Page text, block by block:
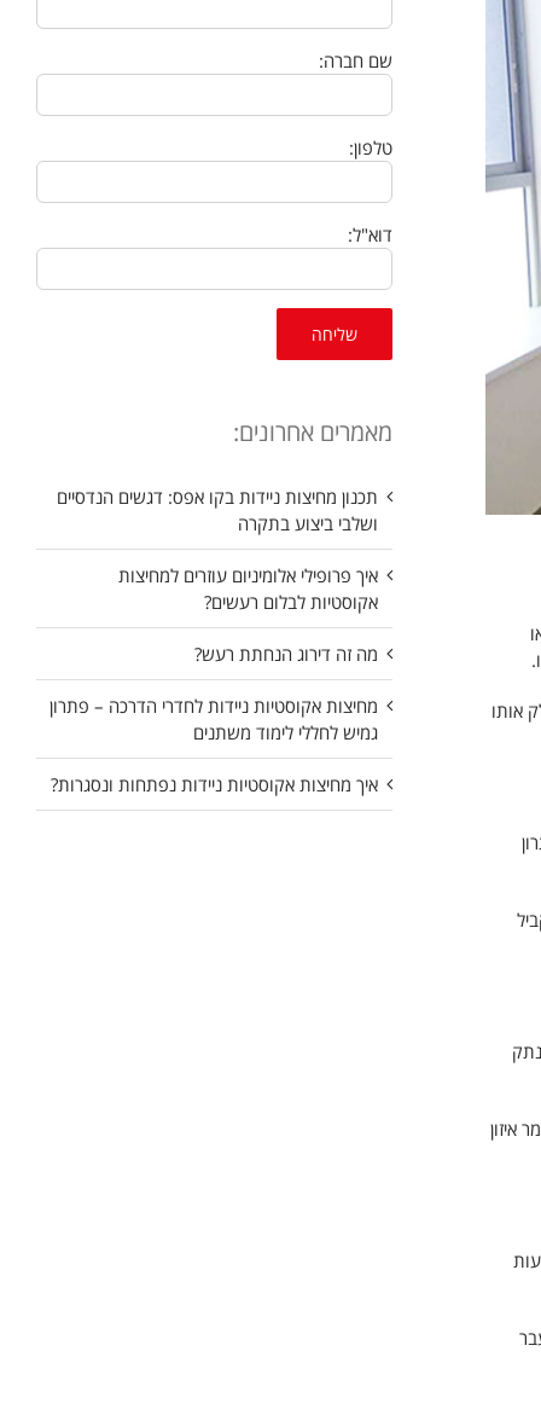
אותו
איזון
שם חברה:
טלפון:
דוא"ל:
מאמרים אחרונים:
תכנון מחיצות ניידות בקו אפס: דגשים הנדסיים
ושלבי ביצוע בתקרה
איך פרופילי אלומיניום עוזרים למחיצות
אקוסטיות לבלום רעשים?
מה זה דירוג הנחתת רעש?
מחיצות אקוסטיות ניידות לחדרי הדרכה – פתרון
גמיש לחללי לימוד משתנים
איך מחיצות אקוסטיות ניידות נפתחות ונסגרות?